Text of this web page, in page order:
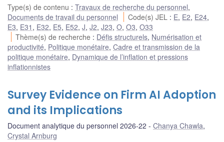
Type(s) de contenu : Travaux de recherche du personnel,
Documents de travail du personnel
Code(s) JEL : E, E2, E24,
E3, E31 , E32, E5, E52, J, J2, J23, O, O3, O33
Thème(s) de recherche : Défis structurels, Numérisation et
productivité, Politique monétaire, Cadre et transmission de la
politique monétaire, Dynamique de l’inflation et pressions
inflationnistes
Survey Evidence on Firm AI Adoption
and its Implications
Document analytique du personnel 2026-22 Chanya Chawla,
Crystal Arnburg